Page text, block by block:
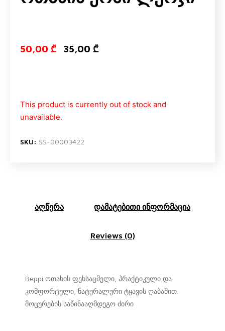
50,00 ₾ Original price
35,00 ₾Current
This product is currently out of stock and
unavailable.
SKU: SS-00003422
აღწერა დამატებითი ინფორმაცია
Reviews (0)
Beppi ოთახის ფეხსაცმელი, პრაქტიკული და
კომფორტული, ნატურალური ტყავის ღაბაშით.
მოცურების საწინააღმდეგო ძირი